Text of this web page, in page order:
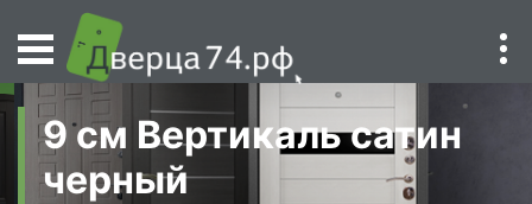
9 см Вертикаль сатин
черный